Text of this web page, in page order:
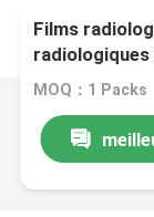
Films
MOQ：1 Packs